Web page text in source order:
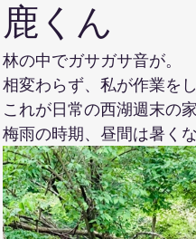
鹿くん
林の中でガサガサ音が。
相変わらず、私が作業を
これが日常の西湖週末の家
梅雨の時期、昼間は暑く